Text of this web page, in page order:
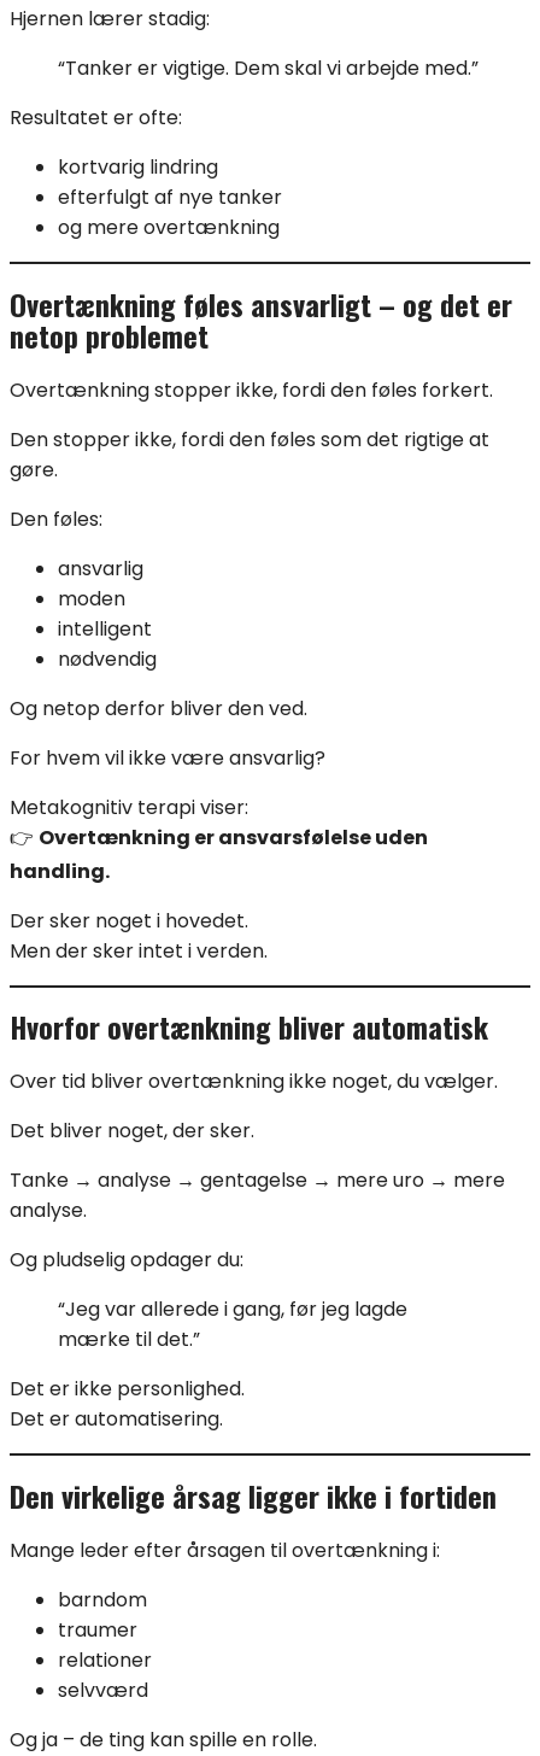
Hjernen lærer stadig:
“Tanker er vigtige. Dem skal vi arbejde med.”
Resultatet er ofte:
kortvarig lindring
efterfulgt af nye tanker
og mere overtænkning
Overtænkning føles ansvarligt – og det er
netop problemet
Overtænkning stopper ikke, fordi den føles forkert.
Den stopper ikke, fordi den føles som det rigtige at
gøre.
Den føles:
ansvarlig
moden
intelligent
nødvendig
Og netop derfor bliver den ved.
For hvem vil ikke være ansvarlig?
Metakognitiv terapi viser:
👉 Overtænkning er ansvarsfølelse uden
handling.
Der sker noget i hovedet.
Men der sker intet i verden.
Hvorfor overtænkning bliver automatisk
Over tid bliver overtænkning ikke noget, du vælger.
Det bliver noget, der sker.
Tanke → analyse → gentagelse → mere uro → mere
analyse.
Og pludselig opdager du:
“Jeg var allerede i gang, før jeg lagde
mærke til det.”
Det er ikke personlighed.
Det er automatisering.
Den virkelige årsag ligger ikke i fortiden
Mange leder efter årsagen til overtænkning i:
barndom
traumer
relationer
selvværd
Og ja – de ting kan spille en rolle.